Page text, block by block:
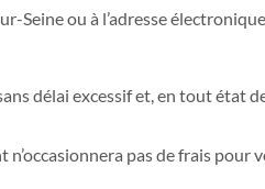
Seine ou à l’adresse
délai excessif et, en tout état
pas de frais pour